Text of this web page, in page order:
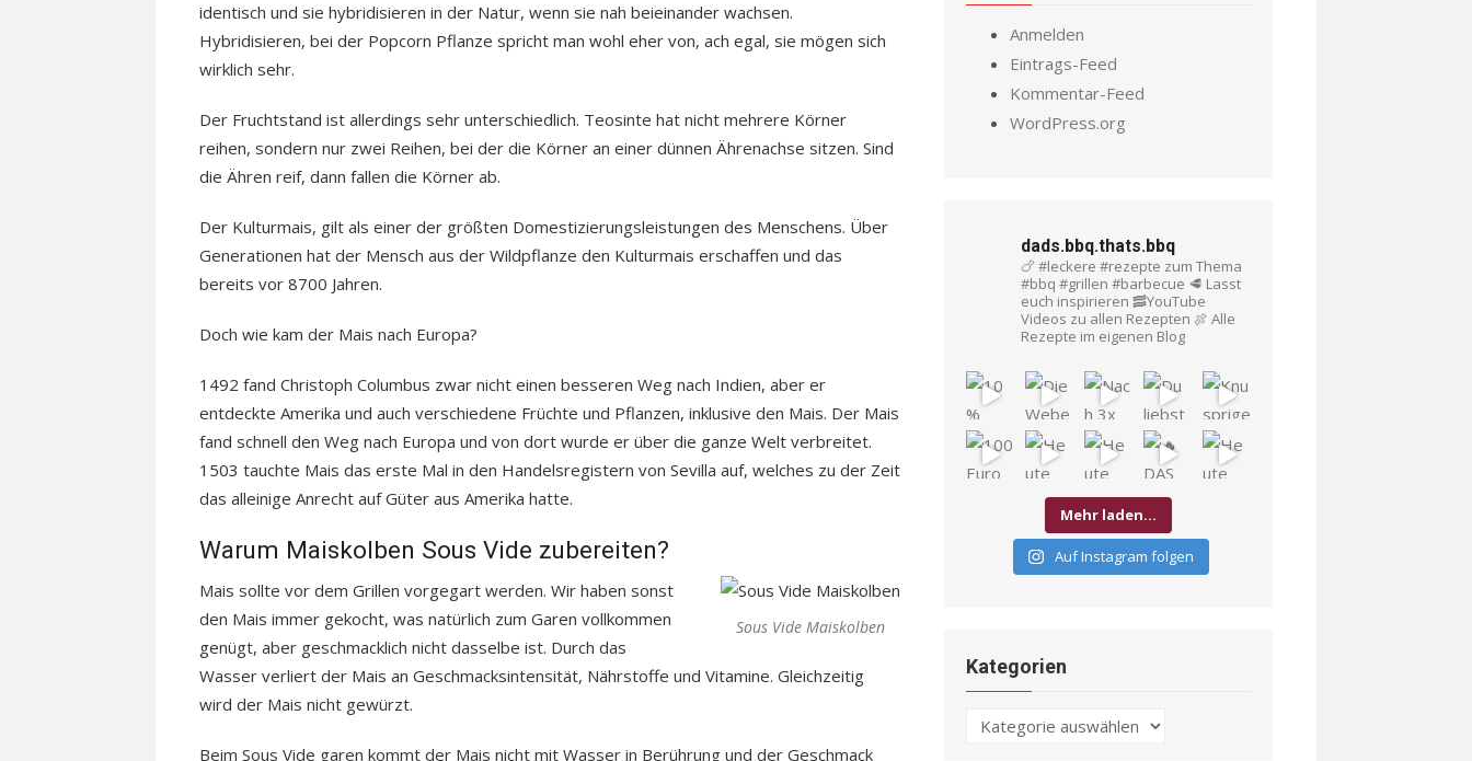
identisch und sie hybridisieren in der Natur, wenn sie nah beieinander wachsen.
Hybridisieren, bei der Popcorn Pflanze spricht man wohl eher von, ach egal, sie mögen sich
wirklich sehr.
Der Fruchtstand ist allerdings sehr unterschiedlich. Teosinte hat nicht mehrere Körner
reihen, sondern nur zwei Reihen, bei der die Körner an einer dünnen Ährenachse sitzen. Sind
die Ähren reif, dann fallen die Körner ab.
Der Kulturmais, gilt als einer der größten Domestizierungsleistungen des Menschens. Über
Generationen hat der Mensch aus der Wildpflanze den Kulturmais erschaffen und das
bereits vor 8700 Jahren.
Doch wie kam der Mais nach Europa?
1492 fand Christoph Columbus zwar nicht einen besseren Weg nach Indien, aber er
entdeckte Amerika und auch verschiedene Früchte und Pflanzen, inklusive den Mais. Der Mais
fand schnell den Weg nach Europa und von dort wurde er über die ganze Welt verbreitet.
1503 tauchte Mais das erste Mal in den Handelsregistern von Sevilla auf, welches zu der Zeit
das alleinige Anrecht auf Güter aus Amerika hatte.
Warum Maiskolben Sous Vide zubereiten?
Sous Vide Maiskolben
Mais sollte vor dem Grillen vorgegart werden. Wir haben sonst
den Mais immer gekocht, was natürlich zum Garen vollkommen
genügt, aber geschmacklich nicht dasselbe ist. Durch das
Wasser verliert der Mais an Geschmacksintensität, Nährstoffe und Vitamine. Gleichzeitig
wird der Mais nicht gewürzt.
Beim Sous Vide garen kommt der Mais nicht mit Wasser in Berührung und der Geschmack
Anmelden
Eintrags-Feed
Kommentar-Feed
WordPress.org
dads.bbq.thats.bbq
🍗 #leckere #rezepte zum Thema
#bbq #grillen #barbecue 🥩 Lasst
euch inspirieren 🥓YouTube
Videos zu allen Rezepten 🍖 Alle
Rezepte im eigenen Blog
Mehr laden…
Auf Instagram folgen
Kategorien
Kategorien